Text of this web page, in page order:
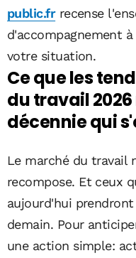
public.frrecense
d'accompagnement
votre situation.
Ce que les
du travail
décennie qui
Le marché du travail
recompose. Et ceux
aujourd'hui
demain. Pour
une action simple: